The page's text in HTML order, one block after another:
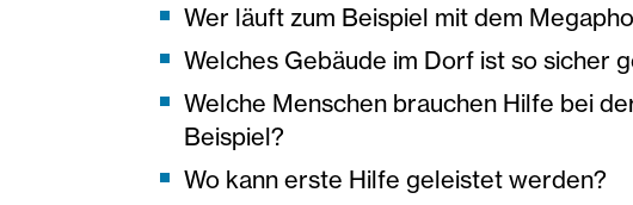
Wer läuft zum Beispiel mit dem
Welches Gebäude im Dorf ist so sicher
Welche Menschen brauchen Hilfe bei
Beispiel?
Wo kann erste Hilfe geleistet werden?